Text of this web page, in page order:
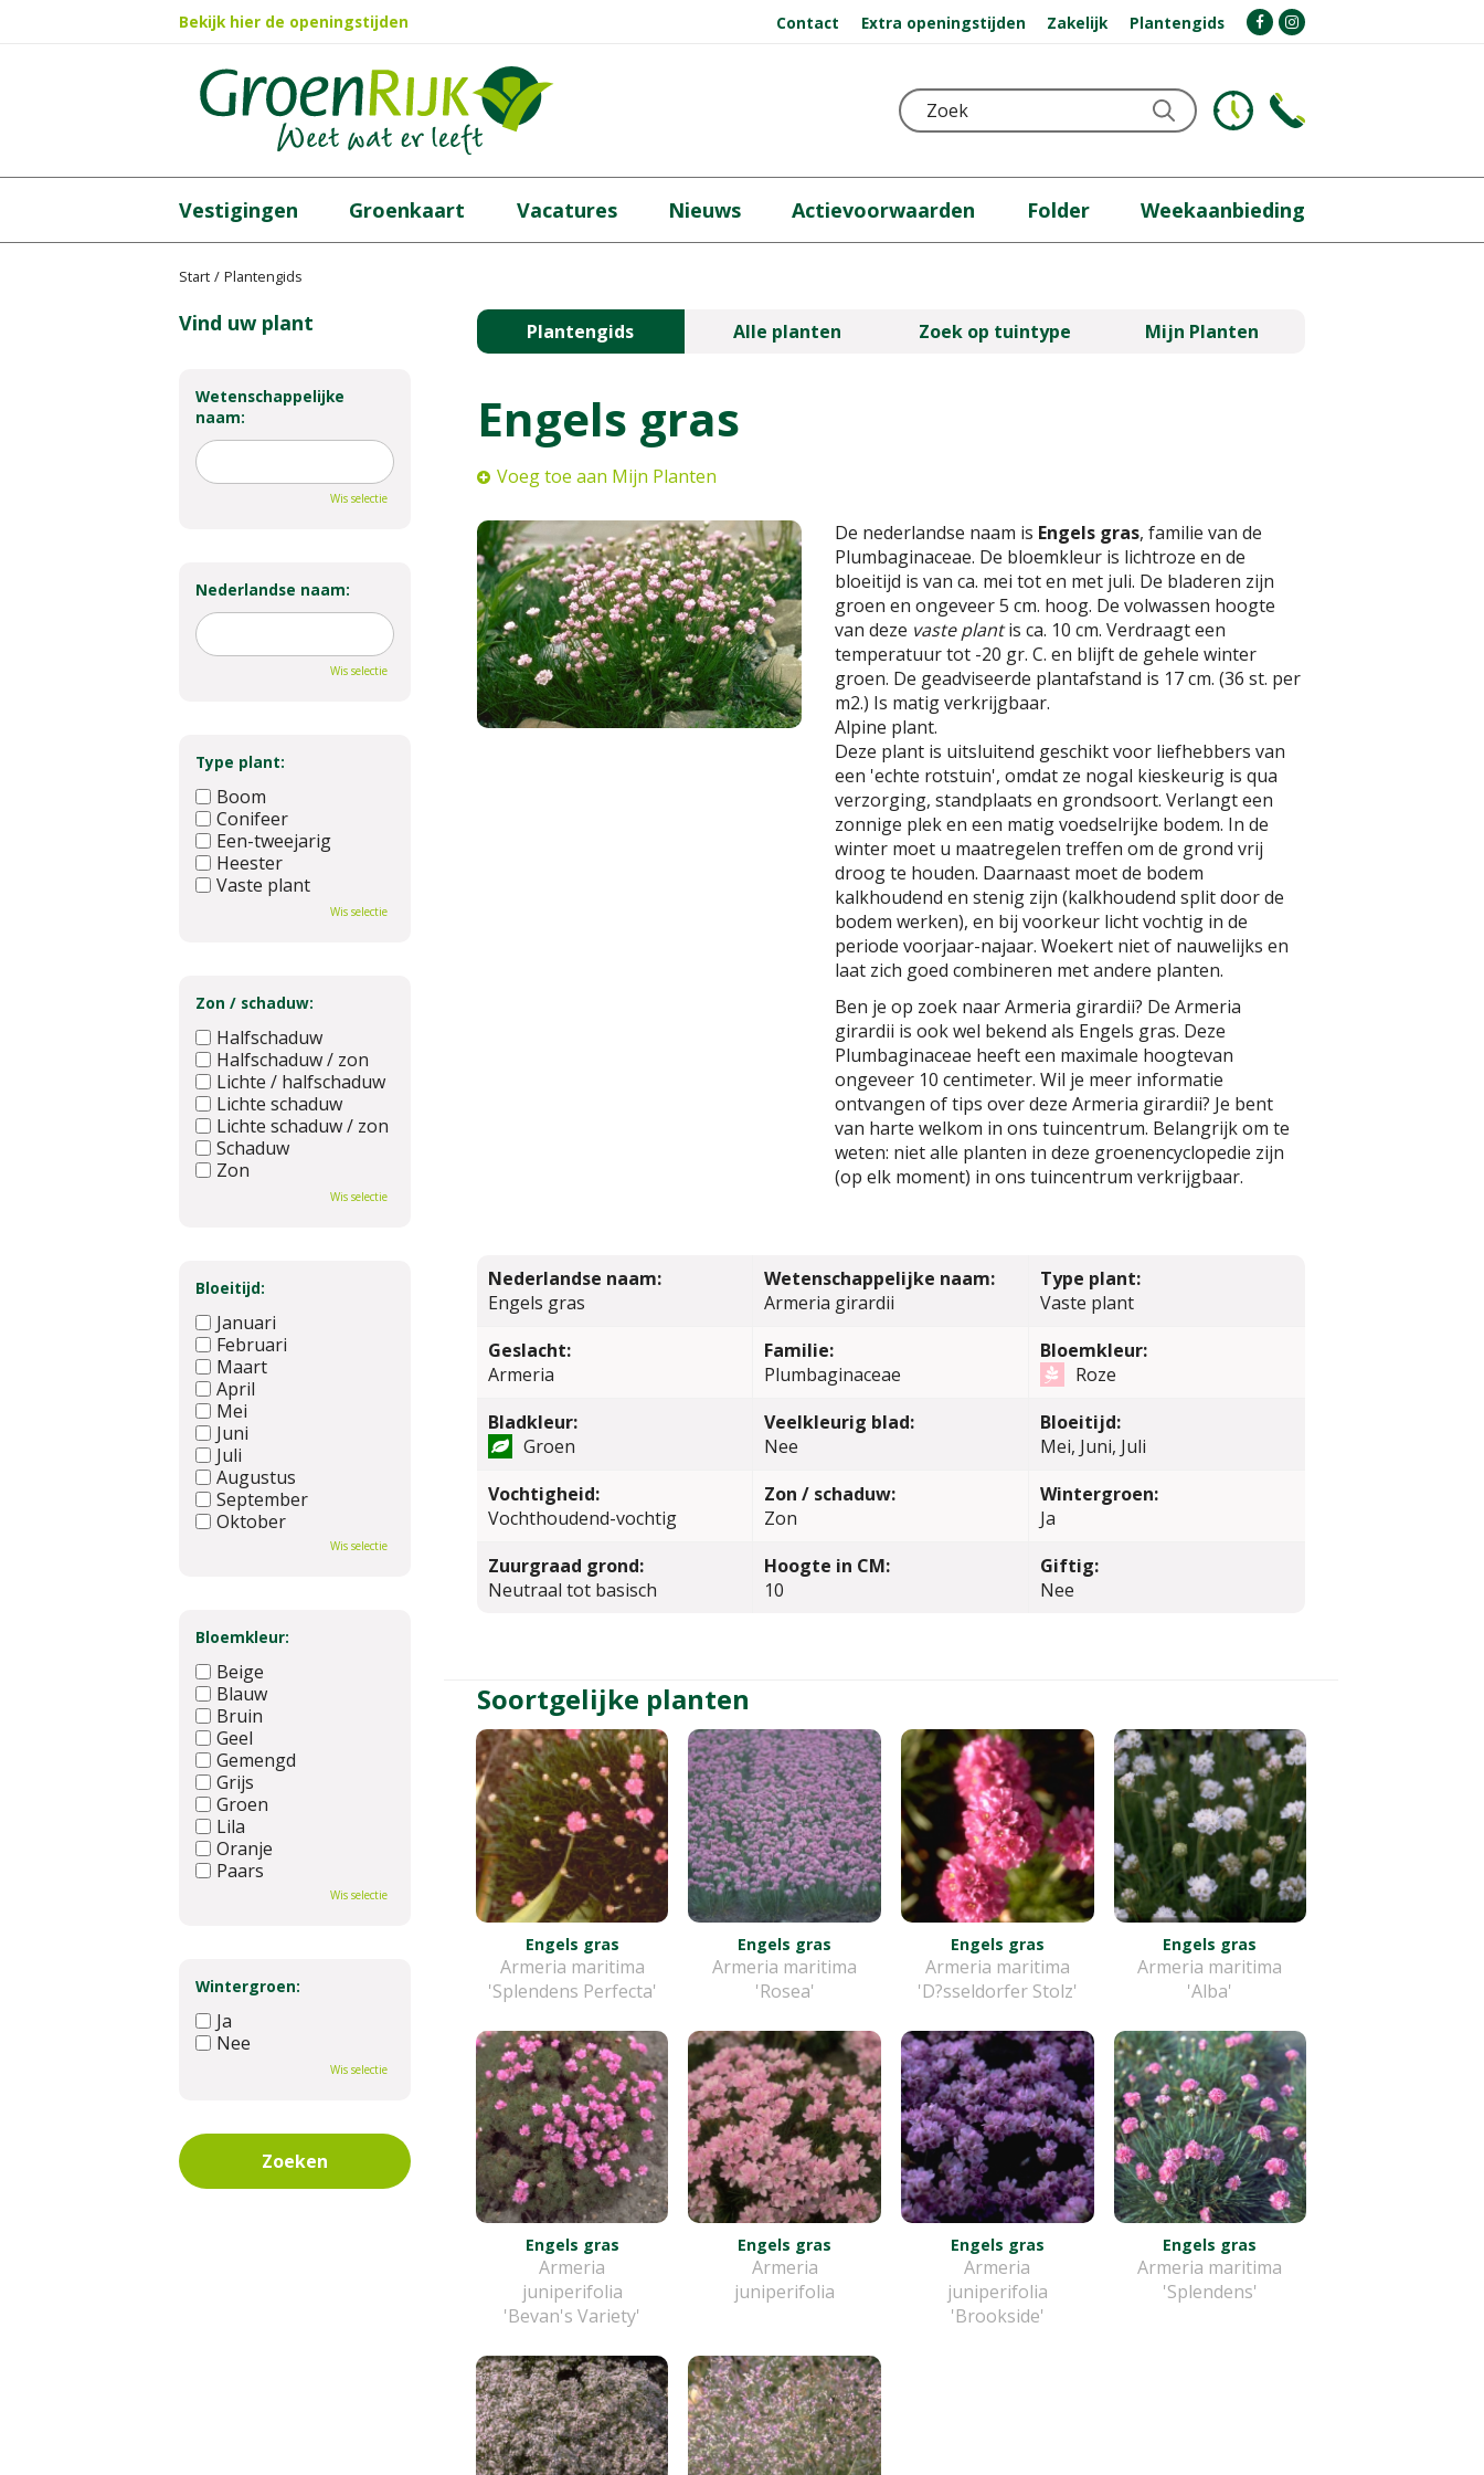
Start Plantengids
Bekijk hier de openingstijden Contact Extra openingstijden Zakelijk Plantengids
Vestigingen Groenkaart Vacatures Nieuws Actievoorwaarden Folder Weekaanbieding
Plantengids Alle planten Zoek op tuintype Mijn Planten
Engels gras
Voeg toe aan Mijn Planten
De nederlandse naam is Engels gras, familie van de
Plumbaginaceae. De bloemkleur is lichtroze en de
bloeitijd is van ca. mei tot en met juli. De bladeren zijn
groen en ongeveer 5 cm. hoog. De volwassen hoogte
van deze vaste plantis ca. 10 cm. Verdraagt een
temperatuur tot -20 gr. C. en blijft de gehele winter
groen. De geadviseerde plantafstand is 17 cm. (36 st. per
m2.) Is matig verkrijgbaar.
Alpine plant.
Deze plant is uitsluitend geschikt voor liefhebbers van
een 'echte rotstuin', omdat ze nogal kieskeurig is qua
verzorging, standplaats en grondsoort. Verlangt een
zonnige plek en een matig voedselrijke bodem. In de
winter moet u maatregelen treffen om de grond vrij
droog te houden. Daarnaast moet de bodem
kalkhoudend en stenig zijn (kalkhoudend split door de
bodem werken), en bij voorkeur licht vochtig in de
periode voorjaar-najaar. Woekert niet of nauwelijks en
laat zich goed combineren met andere planten.
Ben je op zoek naar Armeria girardii? De Armeria
girardii is ook wel bekend als Engels gras. Deze
Plumbaginaceae heeft een maximale hoogtevan
ongeveer 10 centimeter. Wil je meer informatie
ontvangen of tips over deze Armeria girardii? Je bent
van harte welkom in ons tuincentrum. Belangrijk om te
weten: niet alle planten in deze groenencyclopedie zijn
(op elk moment) in ons tuincentrum verkrijgbaar.
Nederlandse naam:
Engels gras
Wetenschappelijke naam:
Armeria girardii
Type plant:
Vaste plant
Geslacht:
Armeria
Familie:
Plumbaginaceae
Bloemkleur:
Roze
Bladkleur:
Groen
Veelkleurig blad:
Nee
Bloeitijd:
Mei, Juni, Juli
Vochtigheid:
Vochthoudend-vochtig
Zon / schaduw:
Zon
Wintergroen:
Ja
Zuurgraad grond:
Neutraal tot basisch
Hoogte in CM:
10
Giftig:
Nee
Soortgelijke planten
Engels gras
Armeria maritima
'Splendens Perfecta'
Engels gras
Armeria maritima
'Rosea'
Engels gras
Armeria maritima
'D?sseldorfer Stolz'
Engels gras
Armeria maritima
'Alba'
Engels gras
Armeria
juniperifolia
'Bevan's Variety'
Engels gras
Armeria
juniperifolia
Engels gras
Armeria
juniperifolia
'Brookside'
Engels gras
Armeria maritima
'Splendens'
Vind uw plant
Wetenschappelijke
naam:
Wis selectie
Nederlandse naam:
Wis selectie
Type plant:
Boom
Conifeer
Een-tweejarig
Heester
Vaste plant
Wis selectie
Zon / schaduw:
Halfschaduw
Halfschaduw / zon
Lichte / halfschaduw
Lichte schaduw
Lichte schaduw / zon
Schaduw
Zon
Wis selectie
Bloeitijd:
Januari
Februari
Maart
April
Mei
Juni
Juli
Augustus
September
Oktober
Wis selectie
Bloemkleur:
Beige
Blauw
Bruin
Geel
Gemengd
Grijs
Groen
Lila
Oranje
Paars
Wis selectie
Wintergroen:
Ja
Nee
Wis selectie